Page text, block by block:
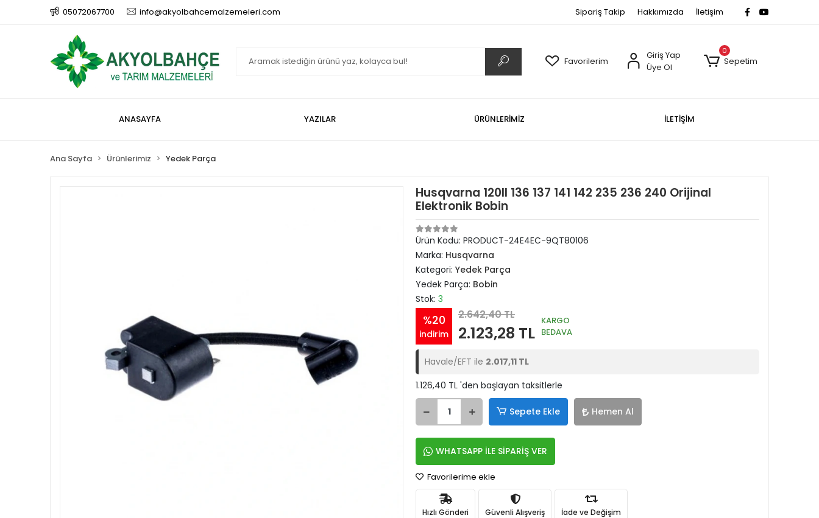
05072067700 info@akyolbahcemalzemeleri.com Sipariş Takip Hakkımızda İletişim
Favorilerim
Giriş Yap
Üye Ol
0
Sepetim
ANASAYFA YAZILAR ÜRÜNLERİMİZ İLETİŞİM
Ana Sayfa Ürünlerimiz Yedek Parça
Husqvarna 120II 136 137 141 142 235 236 240 Orijinal
Elektronik Bobin
Ürün Kodu: PRODUCT-24E4EC-9QT80106
Marka: Husqvarna
Kategori: Yedek Parça
Yedek Parça: Bobin
Stok: 3
%20
indirim
2.642,40 TL
2.123,28 TL
KARGO
BEDAVA
Havale/EFT ile 2.017,11 TL
1.126,40 TL 'den başlayan taksitlerle
Sepete Ekle Hemen Al
WHATSAPP İLE SİPARİŞ VER
Favorilerime ekle
Hızlı Gönderi Güvenli Alışveriş İade ve Değişim